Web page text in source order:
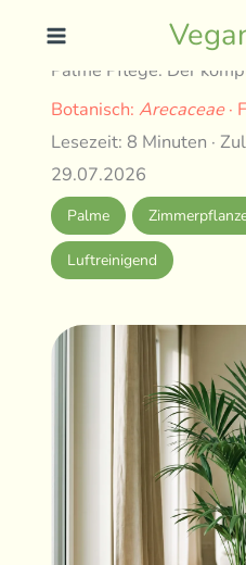
contentPalme Pflege: Der
Botanisch:Arecaceae·
Lesezeit: 8 Minuten ·
29.07.2026
Palme
Luftreinigend